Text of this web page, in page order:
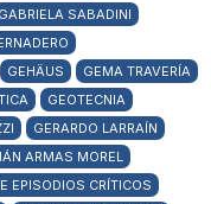
GABRIELA SABADINI
GEHÄUS
GEMA TRAVERÍA
GEOTECNIA
GERARDO LARRAÍN
ARMAS MOREL
EPISODIOS CRÍTICOS